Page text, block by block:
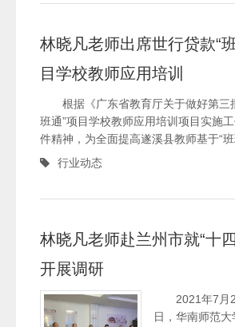
林晓凡老师出席世行贷款“
目学校教师应用培训
根据《广东省教育厅关于做好第三
班通”项目学校教师应用培训项目实施
件精神，为全面提高遂溪县教师基于“
行业动态
林晓凡老师赴兰州市就“十
开展调研
2021年7月
日，华南师范